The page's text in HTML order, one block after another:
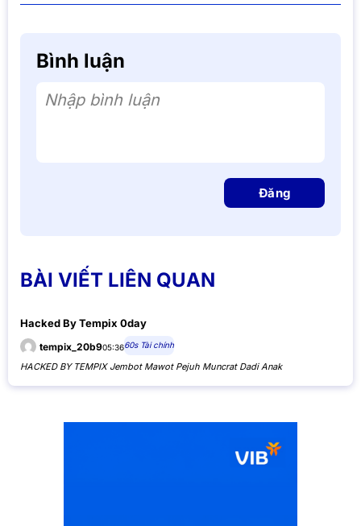
Bình luận
Nhập bình luận
Đăng
BÀI VIẾT LIÊN QUAN
Hacked By Tempix 0day
tempix_20b905:3660s Tài chính
HACKED BY TEMPIX Jembot Mawot Pejuh Muncrat Dadi Anak